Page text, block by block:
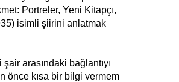
Portreler, Yeni Kitapçı,
isimli şiirini anlatmak
arasındaki bağlantıyı
önce kısa bir bilgi vermem